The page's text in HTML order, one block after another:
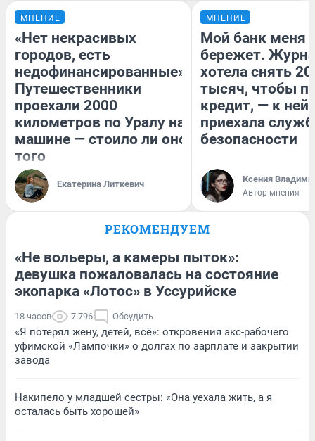
МНЕНИЕ
«Нет некрасивых
городов, есть
недофинансированные».
Путешественники
проехали 2000
километров по Уралу на
машине — стоило ли оно
того
Екатерина Литкевич
МНЕНИЕ
Мой банк меня
бережет.
хотела снять
тысяч, чтобы
кредит, — к
приехала
безопасности
Ксения
Автор мнения
РЕКОМЕНДУЕМ
«Не вольеры, а камеры пыток»:
девушка пожаловалась на состояние
экопарка «Лотос» в Уссурийске
18 часов 7 796 Обсудить
«Я потерял жену, детей, всё»: откровения экс-рабочего
уфимской «Лампочки» о долгах по зарплате и закрытии
завода
Накипело у младшей сестры: «Она уехала жить, а я
осталась быть хорошей»